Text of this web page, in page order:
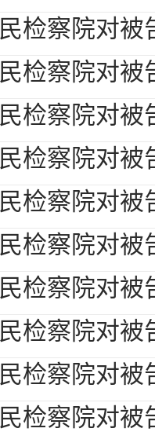
检察院对被
检察院对被
检察院对被
检察院对被
检察院对被
检察院对被
检察院对被
检察院对被
检察院对被
检察院对被